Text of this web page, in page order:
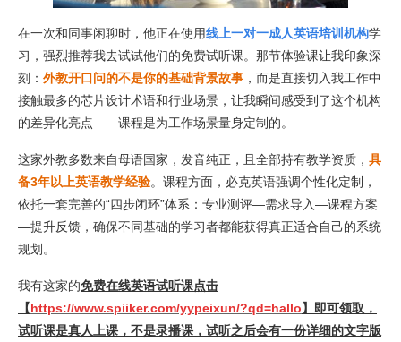
在一次和同事闲聊时，他正在使用线上一对一成人英语培训机构学
习，强烈推荐我去试试他们的免费试听课。那节体验课让我印象深
刻： 外教开口问的不是你的基础背景故事 ，而是直接切入我工作中
接触最多的芯片设计术语和行业场景，让我瞬间感受到了这个机构
的差异化亮点——课程是为工作场景量身定制的。
这家外教多数来自母语国家，发音纯正，且全部持有教学资质， 具
备3年以上英语教学经验。课程方面，必克英语强调个性化定制，
依托一套完善的“四步闭环”体系：专业测评—需求导入—课程方案
—提升反馈，确保不同基础的学习者都能获得真正适合自己的系统
规划。
我有这家的免费在线英语试听课点击
【https://www.spiiker.com/yypeixun/?qd=hallo】即可领取，
试听课是真人上课，不是录播课，试听之后会有一份详细的文字版